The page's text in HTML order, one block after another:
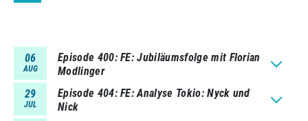
06
AUG
Episode 400 FE: Jubiläumsfolge mit Florian
Modlinger
29
JUL
Episode 404 FE: Analyse Tokio: Nyck und
Nick